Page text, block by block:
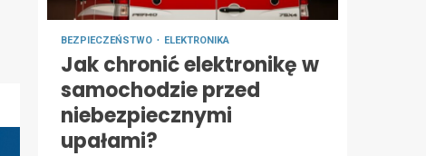
BEZPIECZEŃSTWO ELEKTRONIKA
Jak chronić elektronikę w
samochodzie przed
niebezpiecznymi
upałami?